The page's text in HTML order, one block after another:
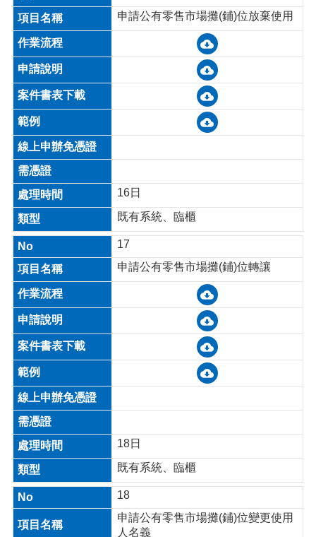
申請公有零售市場攤(鋪)位放棄使用
16日
既有系統、臨櫃
17
申請公有零售市場攤(鋪)位轉讓
18日
既有系統、臨櫃
18
申請公有零售市場攤(鋪)位變更使用
人名義